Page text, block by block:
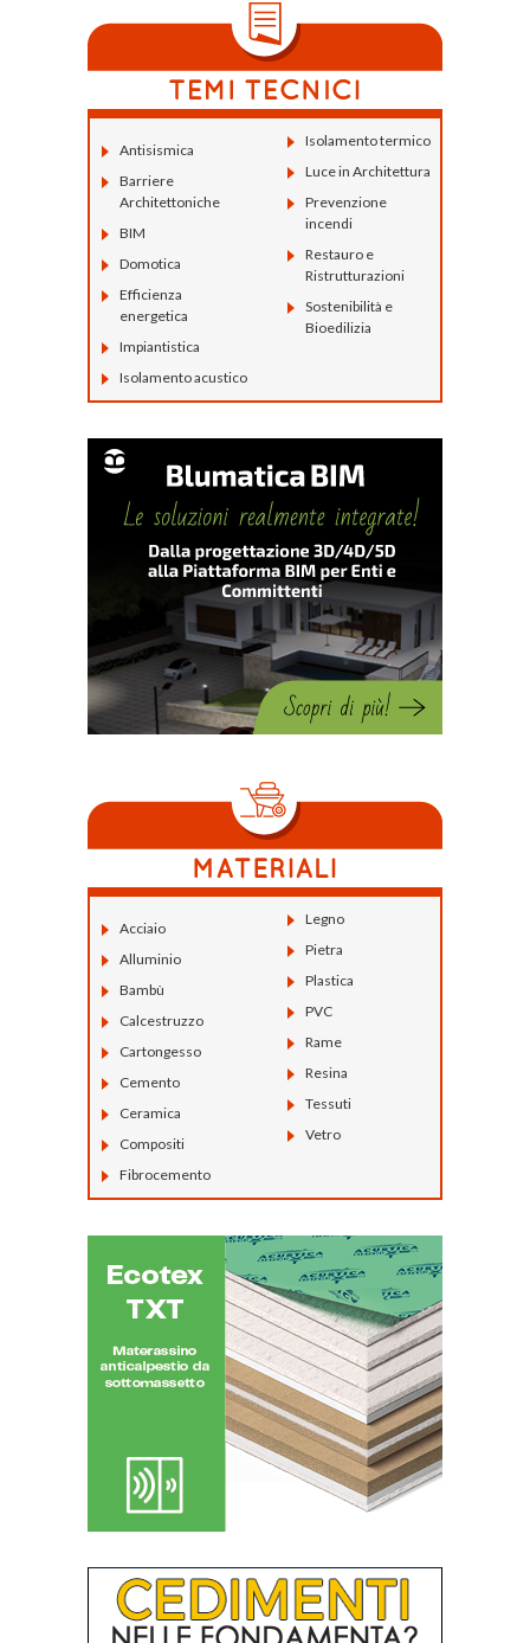
Antisismica
Barriere
Architettoniche
BIM
Domotica
Efficienza
energetica
Impiantistica
Isolamento acustico
Isolamento termico
Luce in Architettura
Prevenzione
incendi
Restauro e
Ristrutturazioni
Sostenibilità e
Bioedilizia
Acciaio
Alluminio
Bambù
Calcestruzzo
Cartongesso
Cemento
Ceramica
Compositi
Fibrocemento
Legno
Pietra
Plastica
PVC
Rame
Resina
Tessuti
Vetro